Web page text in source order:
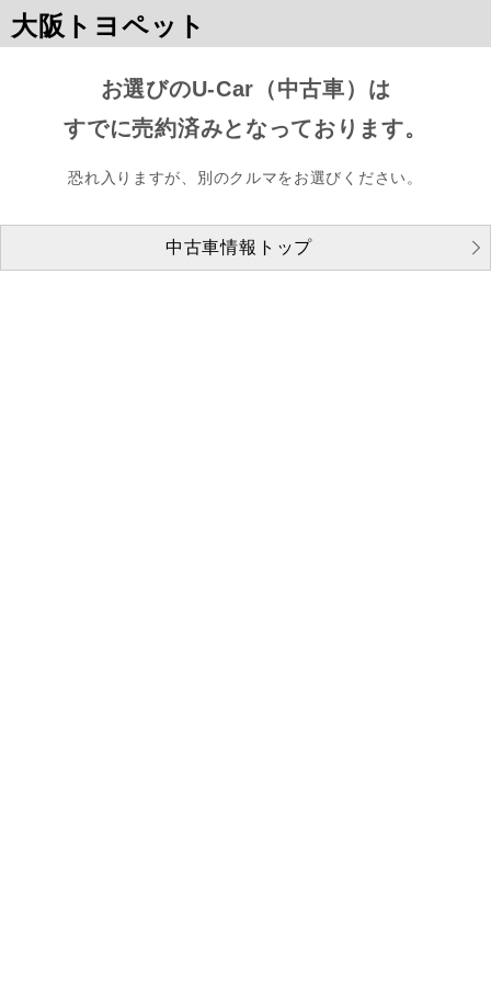
大阪トヨペット
お選びのU-Car（中古車）は
すでに売約済みとなっております。
恐れ入りますが、別のクルマをお選びください。
中古車情報トップ